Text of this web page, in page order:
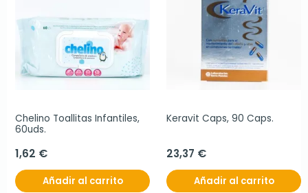
Chelino Toallitas Infantiles,
60uds.
1,62 €
Añadir al carrito
Keravit Caps, 90 Caps.
23,37 €
Añadir al carrito